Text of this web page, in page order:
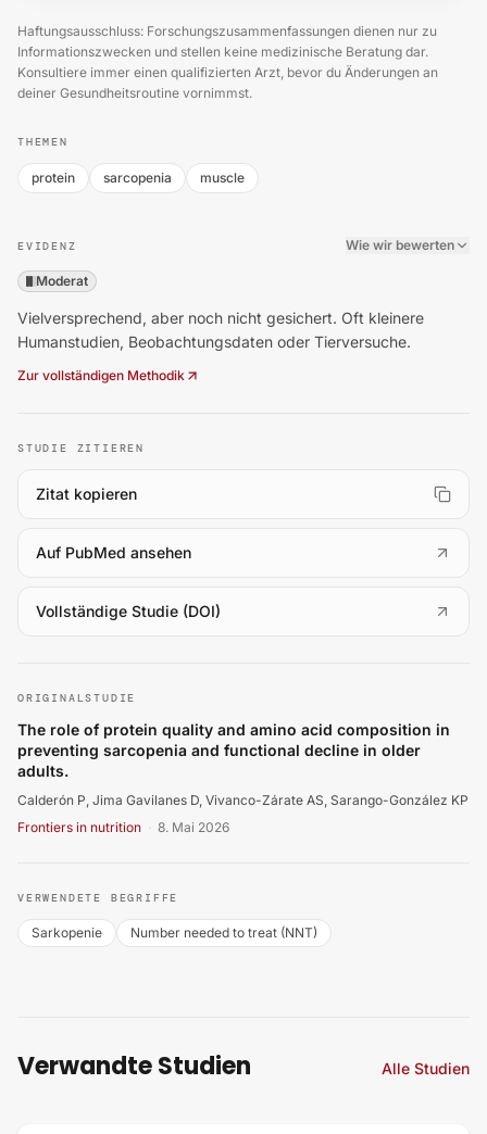
Haftungsausschluss: Forschungszusammenfassungen dienen nur zu
Informationszwecken und stellen keine medizinische Beratung dar.
Konsultiere immer einen qualifizierten Arzt, bevor du Änderungen an
deiner Gesundheitsroutine vornimmst.
THEMEN
protein sarcopenia muscle
EVIDENZ Wie wir bewerten
Moderat
Vielversprechend, aber noch nicht gesichert. Oft kleinere
Humanstudien, Beobachtungsdaten oder Tierversuche.
Zur vollständigen Methodik
STUDIE ZITIEREN
Zitat kopieren
Auf PubMed ansehen(
Vollständige Studie (DOI)
ORIGINALSTUDIE
The role of protein quality and amino acid composition in
preventing sarcopenia and functional decline in older
adults.
Calderón P, Jima Gavilanes D, Vivanco-Zárate AS, Sarango-González KP
Frontiers in nutrition · 8. Mai 2026
VERWENDETE BEGRIFFE
Sarkopenie Number needed to treat (NNT)
Verwandte Studien Alle Studien